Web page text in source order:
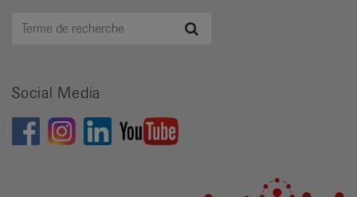
Terme
Social Media